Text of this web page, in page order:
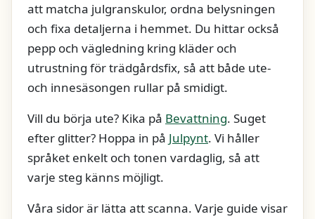
att matcha julgranskulor, ordna belysningen
och fixa detaljerna i hemmet. Du hittar också
pepp och vägledning kring kläder och
utrustning för trädgårdsfix, så att både ute-
och innesäsongen rullar på smidigt.
Vill du börja ute? Kika på Bevattning. Suget
efter glitter? Hoppa in på Julpynt. Vi håller
språket enkelt och tonen vardaglig, så att
varje steg känns möjligt.
Våra sidor är lätta att scanna. Varje guide visar